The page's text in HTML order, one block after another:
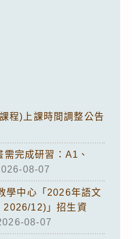
程)上課時間調整公告
完成研習：A1、
08-07
學中心「2026年語文
12)」招生資
08-07